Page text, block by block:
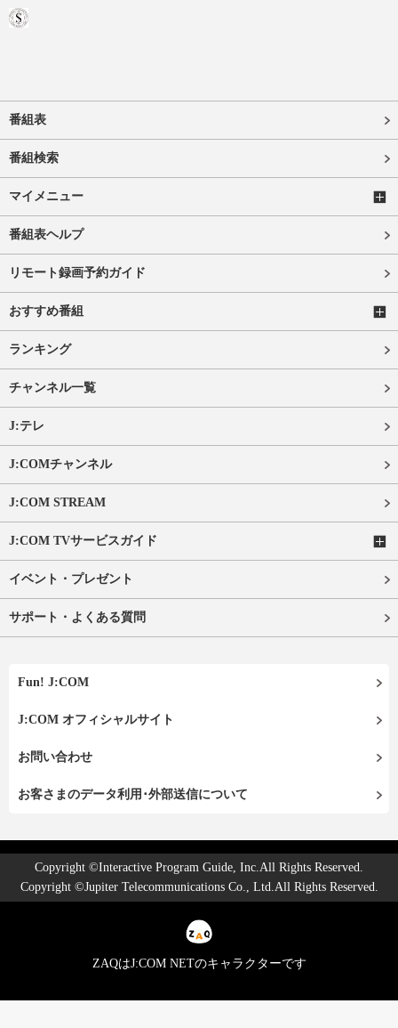
番組表
番組検索
マイメニュー
番組表ヘルプ
リモート録画予約ガイド
おすすめ番組
ランキング
チャンネル一覧
J:テレ
J:COMチャンネル
J:COM STREAM
J:COM TVサービスガイド
イベント・プレゼント
サポート・よくある質問
Fun! J:COM
J:COM オフィシャルサイト
お問い合わせ
お客さまのデータ利用･外部送信について
Copyright ©Interactive Program Guide, Inc.All Rights Reserved.
Copyright ©Jupiter Telecommunications Co., Ltd.All Rights Reserved.
ZAQはJ:COM NETのキャラクターです